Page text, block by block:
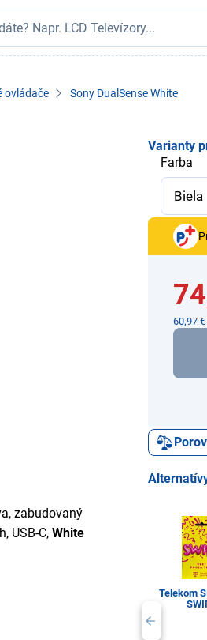
ovládače Sony DualSense White
zabudovaný
USB-C, White
Varianty
Farba
60,97
Telekom